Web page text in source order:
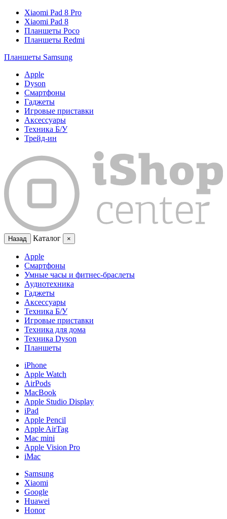
Xiaomi Pad 8 Pro
Xiaomi Pad 8
Планшеты Poco
Планшеты Redmi
Планшеты Samsung
Apple
Dyson
Смартфоны
Гаджеты
Игровые приставки
Аксессуары
Техника Б/У
Трейд-ин
Назад Каталог ×
Apple
Смартфоны
Умные часы и фитнес-браслеты
Аудиотехника
Гаджеты
Аксессуары
Техника Б/У
Игровые приставки
Техника для дома
Техника Dyson
Планшеты
iPhone
Apple Watch
AirPods
MacBook
Apple Studio Display
iPad
Apple Pencil
Apple AirTag
Mac mini
Apple Vision Pro
iMac
Samsung
Xiaomi
Google
Huawei
Honor